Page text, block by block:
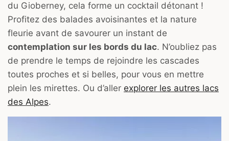
du Gioberney, cela forme un cocktail détonant !
Profitez des balades avoisinantes et la nature
fleurie avant de savourer un instant de
contemplation sur les bords du lac. N’oubliez pas
de prendre le temps de rejoindre les cascades
toutes proches et si belles, pour vous en mettre
plein les mirettes. Ou d’aller explorer les autres lacs
des Alpes.